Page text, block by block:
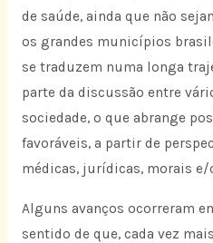
de saúde, ainda que não
os grandes municípios
se traduzem numa longa
parte da discussão entre
sociedade, o que abrange
favoráveis, a partir de
médicas, jurídicas, morais e/
Alguns avanços ocorreram
sentido de que, cada vez